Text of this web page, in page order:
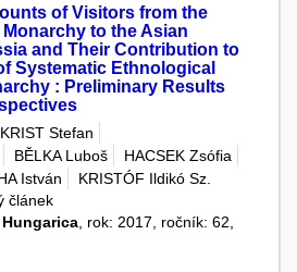
of Visitors from the
to the Asian
and Their Contribution to
Systematic Ethnological
: Preliminary Results
KRIST Stefan
BĚLKA Luboš
HACSEK Zsófia
István
KRISTÓF Ildikó Sz.
článek
, rok: 2017, ročník: 62,